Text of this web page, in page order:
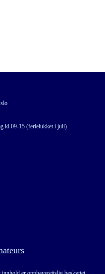
kl 09-15 (ferielukket i juli)